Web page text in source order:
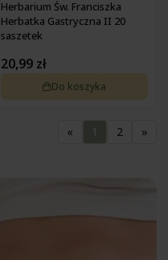
Herbarium Św. Franciszka
Herbatka Gastryczna II 20
saszetek
20,99 zł
Do koszyka
« 1 2 »